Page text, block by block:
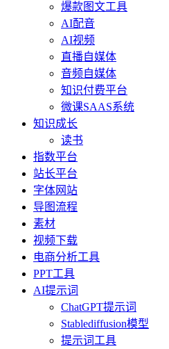
爆款图文工具
AI配音
AI视频
直播自媒体
音频自媒体
知识付费平台
微课SAAS系统
知识成长
读书
指数平台
站长平台
字体网站
导图流程
素材
视频下载
电商分析工具
PPT工具
AI提示词
ChatGPT提示词
Stablediffusion模型
提示词工具